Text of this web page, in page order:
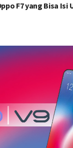
F7 yang Bisa